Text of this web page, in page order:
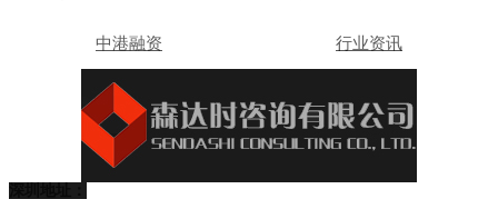
中港融资 行业资讯